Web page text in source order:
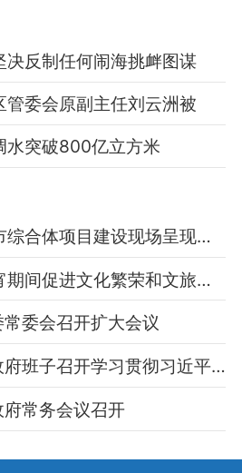
决反制任何闹海挑衅图谋
委会原副主任刘云洲被
水突破800亿立方米
德化县许厝片区城市综合体项目建设现场呈现热火朝天的施工场景
泉州德化：春节元宵期间促进文化繁荣和文旅消费专题会议召开
委会召开扩大会议
主题教育 | 德化县政府班子召开学习贯彻习近平新时代中国特色社会主义思想主题教育专题民主生活会
常务会议召开